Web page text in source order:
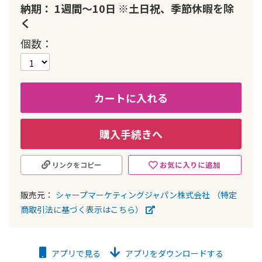
納期： 1週間～10日 ※土日祝、季節休暇を除
く
個数
カートに入れる
購入手続きへ
お気に入りに追加
リンクをコピー
販売元： シャープマーケティングジャパン株式会社
（特定
商取引法に基づく表示はこちら）
動
アプリで見る アプリをダウンロードする